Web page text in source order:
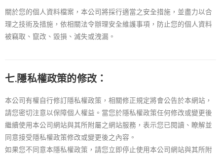
關於您的個人資料檔案，本公司將採行適當之安全措施，並盡力以合
理之技術及措施，依相關法令辦理安全維護事項，防止您的個人資料
被竊取、竄改、毀損、滅失或洩漏。
七.隱私權政策的修改：
本公司有權自行修訂隱私權政策，相關修正規定將會公告於本網站，
請您密切注意以保障個人權益。當您於隱私權政策任何修改或變更後
繼續使用本公司網站與其所附屬之網站服務，表示您已閱讀、瞭解並
同意接受隱私權政策修改或變更後之內容。
如果您不同意本隱私權政策，請您立即停止使用本公司網站與其所附